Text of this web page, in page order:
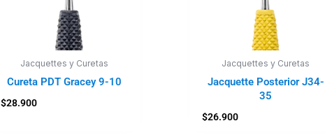
Jacquettes y Curetas
Cureta PDT Gracey 9-10
$28.900
Jacquettes y Curetas
Jacquette Posterior J34-
35
$26.900